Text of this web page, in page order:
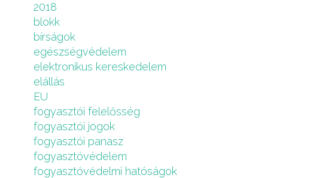
2018
blokk
bírságok
egészségvédelem
elektronikus kereskedelem
elállás
EU
fogyasztói felelősség
fogyasztói jogok
fogyasztói panasz
fogyasztóvédelem
fogyasztóvédelmi hatóságok